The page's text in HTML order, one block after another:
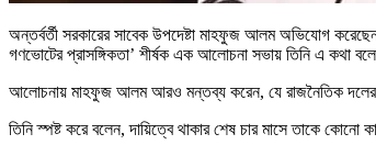
অন্তর্বর্তী সরকারের সাবেক উপদেষ্টা মাহফুজ আলম অভিযোগ করেছেন,
গণভোটের প্রাসঙ্গিকতা’ শীর্ষক এক আলোচনা সভায় তিনি এ কথা
আলোচনায় মাহফুজ আলম আরও মন্তব্য করেন, যে রাজনৈতিক দলের
তিনি স্পষ্ট করে বলেন, দায়িত্বে থাকার শেষ চার মাসে তাকে কোনো